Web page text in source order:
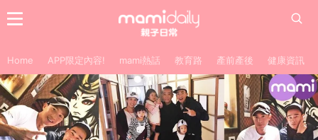
Home APP限定內容! mami熱話 教育路 產前產後 健康資訊